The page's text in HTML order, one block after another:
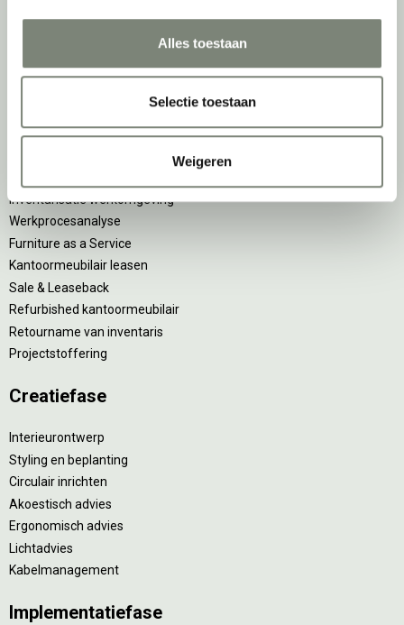
Alles toestaan
Selectie toestaan
Weigeren
Nieuws
Inventarisatie werkomgeving
Werkprocesanalyse
Furniture as a Service
Kantoormeubilair leasen
Sale & Leaseback
Refurbished kantoormeubilair
Retourname van inventaris
Projectstoffering
Creatiefase
Interieurontwerp
Styling en beplanting
Circulair inrichten
Akoestisch advies
Ergonomisch advies
Lichtadvies
Kabelmanagement
Implementatiefase